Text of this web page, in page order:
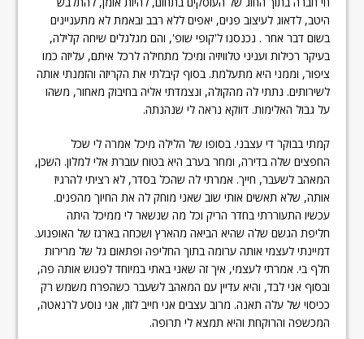
היטב, לדאוג לעיצוב פנים, יאפים ללא רבב ובאמת לא מתעניינים
בשום דבר אחר . נכנסנו ל'קופי שופ', והם מגלגלים שיחה קלילה,
בעיקר רכילות ועניני טלוויזיה ומיכל מתחילה לרכל איתם, עליזה כמו
ציפור, וממני היא מתעלמת. בסוף קיבלתי את הקריזה והזמנתי אותה
לשירותים. נתתי לה מהקולה, ונצמדתי אליה בחיבוק מאחור, משהו
על גבול האלימות. דווקא נראה לי שנהנתה.
קמתי בבוקר די עצבני. בסופו של הלילה מיכל אמרה לי שכל
החפצים שלה בדירה, ומחר בערב היא בטוח עוברת אלי למלון. השכן,
המאהב לשעבר, חייך. אמרתי לה שהכל בסדר, לא רציתי להרגיז
אותה, שלא תאשים אותי שוב שאני מוחק לה את החיוך מהפנים.
עכשיו התעוררתי בחדר הריק וכל מה שנשאר לי ממיכל היתה
חליפת הגשם שלה שהיא הביאה מהארץ ושכחה בארגז של האופנוע.
דמיינתי לעצמי אותה ערומה בתוך החליפה ופתאום גל של מרירות
חלף בי. אמרתי לעצמי, איך זה שאני באתי במיוחד לפגוש אותה פה,
ובסוף אני לבד, והיא עדיין עם המאהב לשעבר כשהפרח משמש רק
ככיסוי של עלה תאנה. מרוב עצבים אני חייב לזוז, אני נוסע לרנאטה,
המכשפה והרוקחת והיא תמצא לי תרופה.